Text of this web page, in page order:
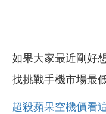
如果大家最近剛好
找挑戰手機市場最
超殺蘋果空機價看